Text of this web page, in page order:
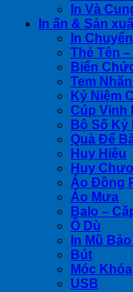
In Và
In ấn & Sản
In
Thẻ Tên
Biển
Tem
Kỷ Niệm
Cúp Vinh
Bộ Số Kỷ
Quà Để
Huy Hiệu
Huy
Áo Đồng
Áo Mưa
Balo –
Ô Dù
In Mũ
Bút
Móc Khóa
USB